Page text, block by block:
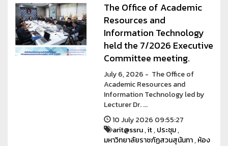
The Office of Academic
Resources and
Information Technology
held the 7/2026 Executive
Committee meeting.
July 6, 2026 - The Office of
Academic Resources and
Information Technology led by
Lecturer Dr. ...
10 July 2026 09:55:27
arit@ssru,it,ประชุม,
มหาวิทยาลัยราชภัฏสวนสุนันทา,ห้อง